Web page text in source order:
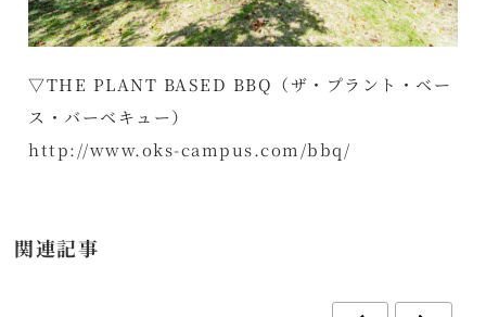
▽THE PLANT BASED BBQ（ザ・プラント・ベー
ス・バーベキュー）
http://www.oks-campus.com/bbq/
関連記事